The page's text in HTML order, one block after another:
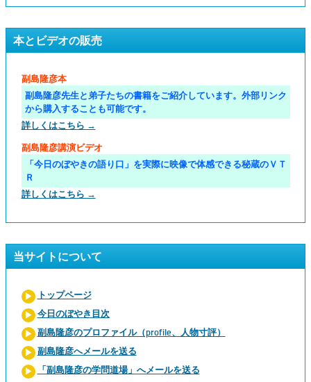
本とビデオの販売
副島隆彦本
副島隆彦先生と弟子たちの書籍をご紹介しています。外部リンク
から購入することも可能です。
詳しくはこちら →
副島隆彦講演ビデオ
「今日のぼやきの語り口」を実際に映像で体感できる秘蔵のＶＴ
Ｒ
詳しくはこちら →
当サイトについて
トップページ
今日のぼやき目次
副島隆彦のプロファイル（profile、人物寸評）
副島隆彦へメールを送る
「副島隆彦の学問道場」へメールを送る